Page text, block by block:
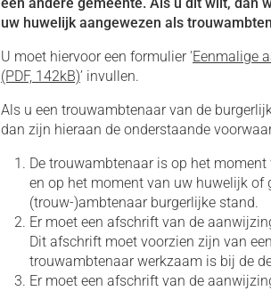
uw huwelijk aangewezen als
U moet hiervoor een formulier 'Eenmalige
(PDF, 142kB)’ invullen.
Als u een trouwambtenaar van de
dan zijn hieraan de onderstaande
De trouwambtenaar is op het
en op het moment van uw huwelijk of
(trouw-)ambtenaar burgerlijke stand.
Er moet een afschrift van de
Dit afschrift moet voorzien zijn van
trouwambtenaar werkzaam is bij de
Er moet een afschrift van de